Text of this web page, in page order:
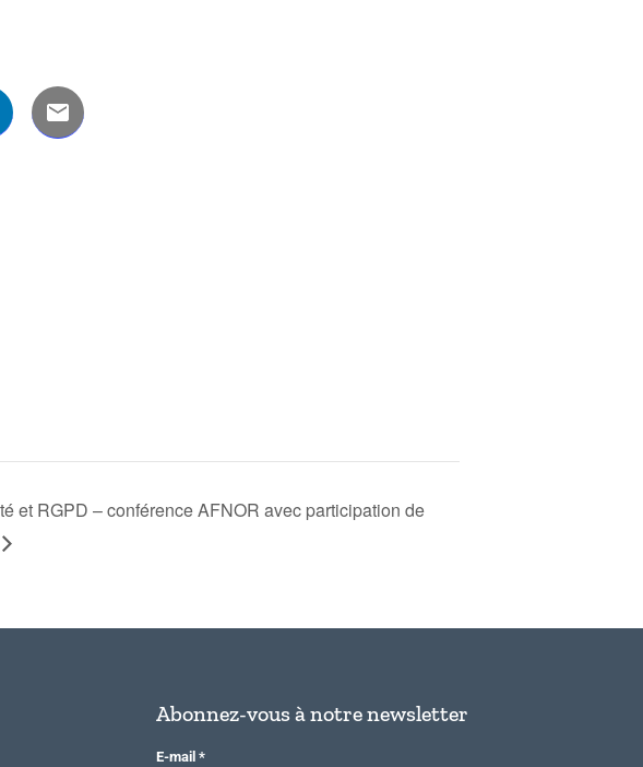
et RGPD – conférence AFNOR avec participation de
Abonnez-vous à notre newsletter
E-mail *